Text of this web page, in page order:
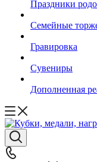
Праздники
Семейные
Гравировка
Сувениры
Дополненная